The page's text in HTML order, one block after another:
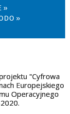
»
»
"Cyfrowa
Europejskiego
Operacyjnego